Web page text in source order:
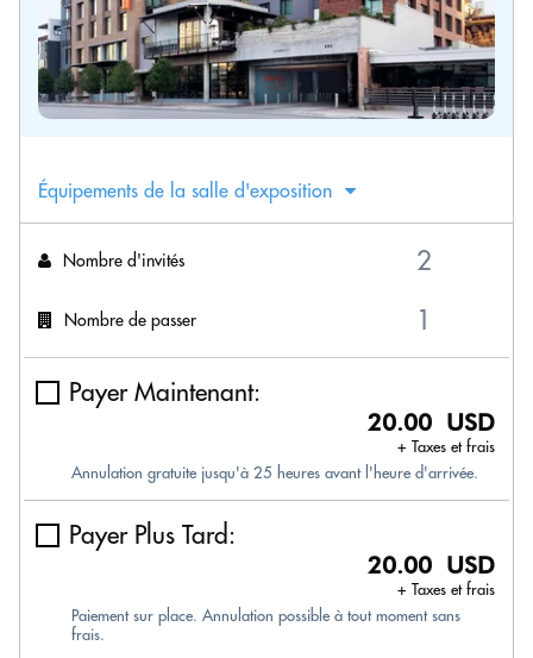
Équipements de la salle d'exposition
Nombre d'invités
Nombre de passer
Payer Maintenant:
20.00 USD
+ Taxes et frais
Annulation gratuite jusqu'à 25 heures avant l'heure d'arrivée.
Payer Plus Tard:
20.00 USD
+ Taxes et frais
Paiement sur place. Annulation possible à tout moment sans
frais.